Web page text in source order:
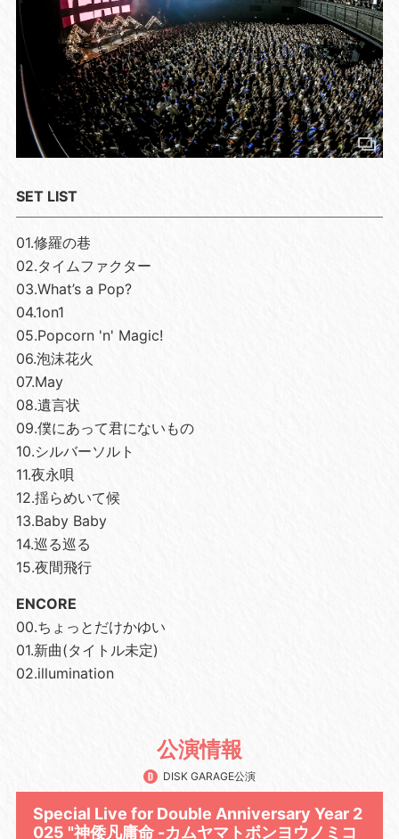
SET LIST
01.修羅の巷
02.タイムファクター
03.What’s a Pop?
04.1on1
05.Popcorn 'n' Magic!
06.泡沫花火
07.May
08.遺言状
09.僕にあって君にないもの
10.シルバーソルト
11.夜永唄
12.揺らめいて候
13.Baby Baby
14.巡る巡る
15.夜間飛行
ENCORE
00.ちょっとだけかゆい
01.新曲(タイトル未定)
02.illumination
公演情報
DISK GARAGE公演
Special Live for Double Anniversary Year 2
025 "神倭凡庸命 -カムヤマトボンヨウノミコ